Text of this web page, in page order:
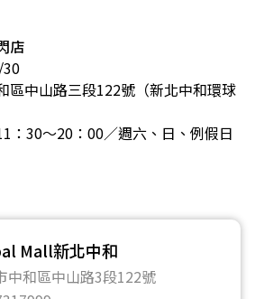
店
區中山路三段122號（新北中和環球
：30～20：00／週六、日、例假日
Mall新北中和
中和區中山路3段122號